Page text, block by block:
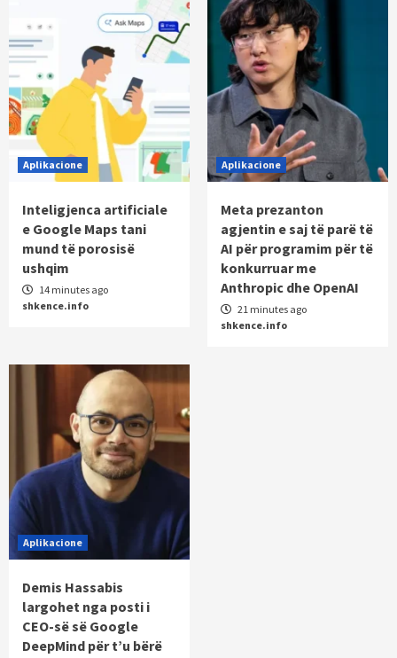
Aplikacione
Inteligjenca artificiale
e Google Maps tani
mund të porosisë
ushqim
14 minutes ago
shkence.info
Aplikacione
Meta prezanton
agjentin e saj të parë të
AI për programim për të
konkurruar me
Anthropic dhe OpenAI
21 minutes ago
shkence.info
Aplikacione
Demis Hassabis
largohet nga posti i
CEO-së së Google
DeepMind për t’u bërë